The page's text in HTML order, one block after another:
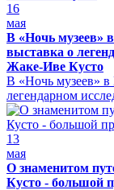
16
мая
В «Ночь музеев»
выставка о
Жаке-Иве Кусто
В «Ночь музеев» в
легендарном
13
мая
О знаменитом
Кусто - большой